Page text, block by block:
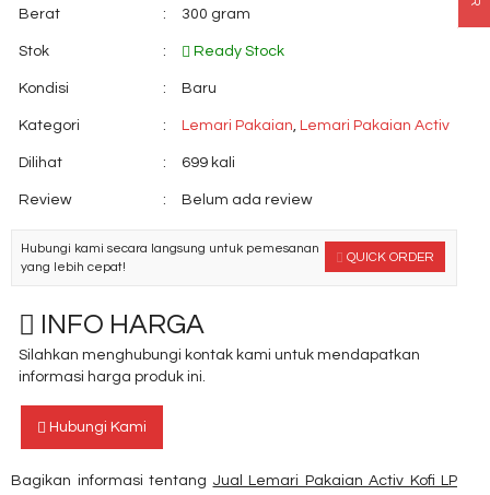
Berat : 300 gram
Stok : Ready Stock
Kondisi : Baru
Kategori : Lemari Pakaian, Lemari Pakaian Activ
Dilihat : 699 kali
Review : Belum ada review
QUICK ORDER
Hubungi kami secara langsung untuk pemesanan
yang lebih cepat!
INFO HARGA
Silahkan menghubungi kontak kami untuk mendapatkan
informasi harga produk ini.
Hubungi Kami
Bagikan informasi tentang Jual Lemari Pakaian Activ Kofi LP